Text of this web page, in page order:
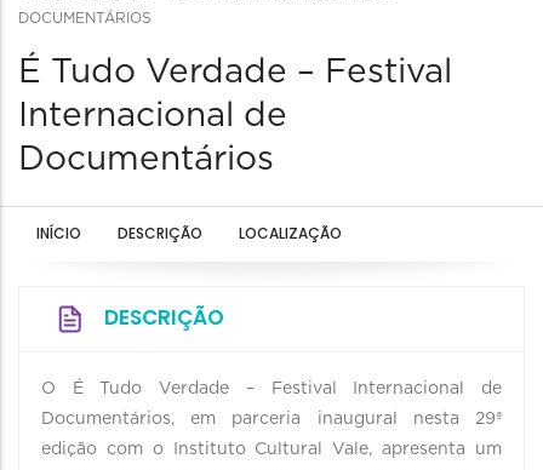
DOCUMENTÁRIOS
É Tudo Verdade – Festival
Internacional de
Documentários
INÍCIO DESCRIÇÃO LOCALIZAÇÃO
DESCRIÇÃO
O É Tudo Verdade – Festival Internacional de
Documentários, em parceria inaugural nesta 29ª
edição com o Instituto Cultural Vale, apresenta um